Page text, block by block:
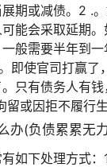
期或减债。2 .
能会采取延期
般需要半年到一
即使官司打赢了
只有债务人有
留或因拒不履行
办(负债累累无
如下处理方式